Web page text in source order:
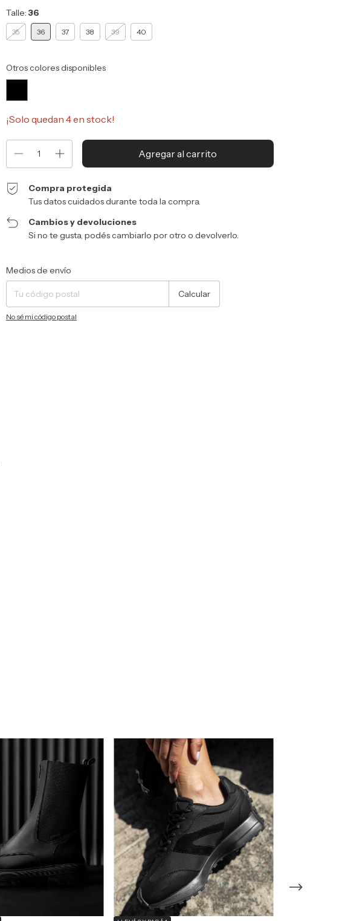
Talle: 36
35 36 37 38 39 40
Otros colores disponibles
¡Solo quedan 4en stock!
Compra protegida
Tus datos cuidados durante toda la compra.
Cambios y devoluciones
Si no te gusta, podés cambiarlo por otro o devolverlo.
Entregas para el CP:
Medios de envío
Calcular
No sé mi código postal